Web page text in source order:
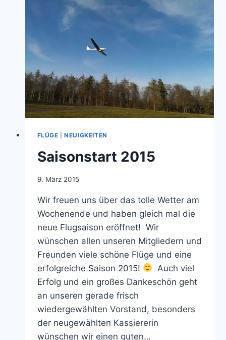
FLÜGE |NEUIGKEITEN
Saisonstart 2015
Von
9. März 2015
Wir freuen uns über das tolle Wetter am
Wochenende und haben gleich mal die
neue Flugsaison eröffnet! Wir
wünschen allen unseren Mitgliedern und
Freunden viele schöne Flüge und eine
erfolgreiche Saison 2015!
Auch viel
Erfolg und ein großes Dankeschön geht
an unseren gerade frisch
wiedergewählten Vorstand, besonders
der neugewählten Kassiererin
wünschen wir einen guten…